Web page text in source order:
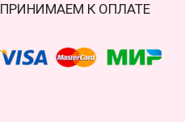
ПРИНИМАЕМ К ОПЛАТЕ